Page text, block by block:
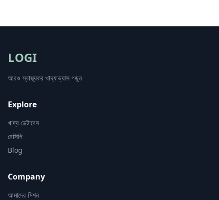
LOGI
আরও স্বাস্থ্যকর খাদ্যাভ্যাস গড়ুন
Explore
খাদ্য ডেটাবেস
রেসিপি
Blog
Company
আমাদের মিশন